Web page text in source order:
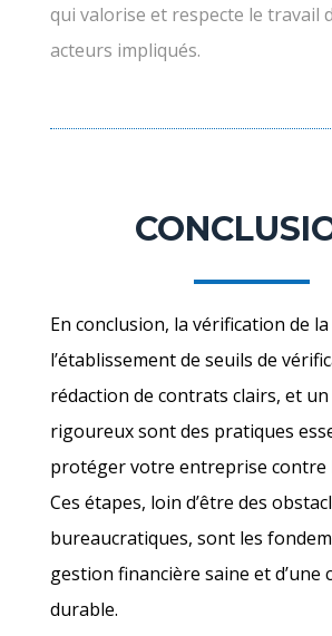
qui valorise et respecte le travail
acteurs impliqués.
En conclusion, la vérification de
l’établissement de seuils de
rédaction de contrats clairs, et
rigoureux sont des pratiques
protéger votre entreprise contre
Ces étapes, loin d’être des
bureaucratiques, sont les
gestion financière saine et d’une
durable.